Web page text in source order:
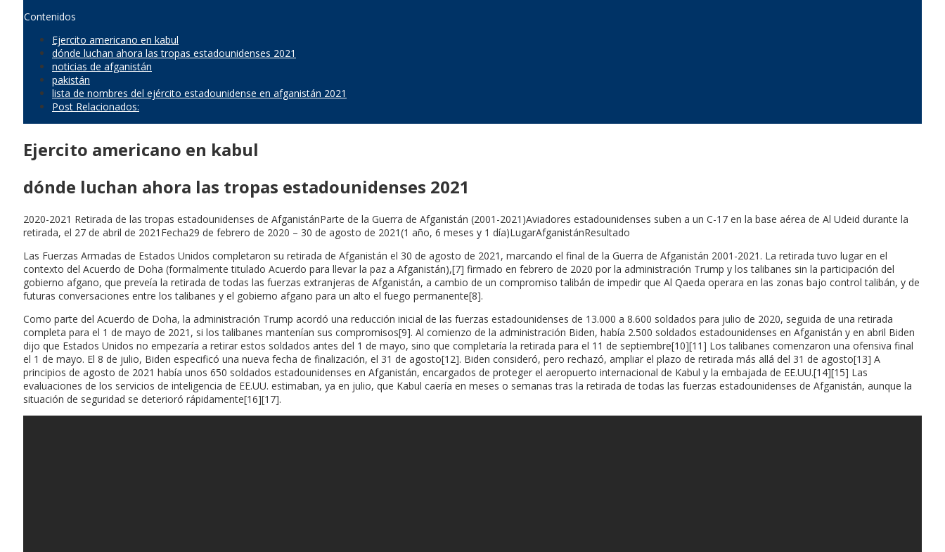
Contenidos
Ejercito americano en kabul
dónde luchan ahora las tropas estadounidenses 2021
noticias de afganistán
pakistán
lista de nombres del ejército estadounidense en afganistán 2021
Post Relacionados:
Ejercito americano en kabul
dónde luchan ahora las tropas estadounidenses 2021
2020-2021 Retirada de las tropas estadounidenses de AfganistánParte de la Guerra de Afganistán (2001-2021)Aviadores estadounidenses suben a un C-17 en la base aérea de Al Udeid durante la
retirada, el 27 de abril de 2021Fecha29 de febrero de 2020 – 30 de agosto de 2021(1 año, 6 meses y 1 día)LugarAfganistánResultado
Las Fuerzas Armadas de Estados Unidos completaron su retirada de Afganistán el 30 de agosto de 2021, marcando el final de la Guerra de Afganistán 2001-2021. La retirada tuvo lugar en el
contexto del Acuerdo de Doha (formalmente titulado Acuerdo para llevar la paz a Afganistán),[7] firmado en febrero de 2020 por la administración Trump y los talibanes sin la participación del
gobierno afgano, que preveía la retirada de todas las fuerzas extranjeras de Afganistán, a cambio de un compromiso talibán de impedir que Al Qaeda operara en las zonas bajo control talibán, y de
futuras conversaciones entre los talibanes y el gobierno afgano para un alto el fuego permanente[8].
Como parte del Acuerdo de Doha, la administración Trump acordó una reducción inicial de las fuerzas estadounidenses de 13.000 a 8.600 soldados para julio de 2020, seguida de una retirada
completa para el 1 de mayo de 2021, si los talibanes mantenían sus compromisos[9]. Al comienzo de la administración Biden, había 2.500 soldados estadounidenses en Afganistán y en abril Biden
dijo que Estados Unidos no empezaría a retirar estos soldados antes del 1 de mayo, sino que completaría la retirada para el 11 de septiembre[10][11] Los talibanes comenzaron una ofensiva final
el 1 de mayo. El 8 de julio, Biden especificó una nueva fecha de finalización, el 31 de agosto[12]. Biden consideró, pero rechazó, ampliar el plazo de retirada más allá del 31 de agosto[13] A
principios de agosto de 2021 había unos 650 soldados estadounidenses en Afganistán, encargados de proteger el aeropuerto internacional de Kabul y la embajada de EE.UU.[14][15] Las
evaluaciones de los servicios de inteligencia de EE.UU. estimaban, ya en julio, que Kabul caería en meses o semanas tras la retirada de todas las fuerzas estadounidenses de Afganistán, aunque la
situación de seguridad se deterioró rápidamente[16][17].